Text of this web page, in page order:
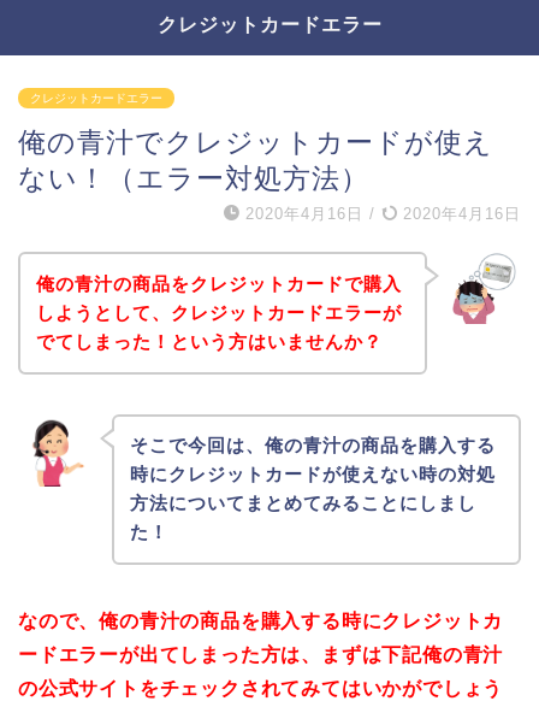
クレジットカードエラー
クレジットカードエラー
俺の青汁でクレジットカードが使え
ない！（エラー対処方法）
2020年4月16日 / 2020年4月16日
俺の青汁の商品をクレジットカードで購入
しようとして、クレジットカードエラーが
でてしまった！という方はいませんか？
そこで今回は、俺の青汁の商品を購入する
時にクレジットカードが使えない時の対処
方法についてまとめてみることにしまし
た！
なので、俺の青汁の商品を購入する時にクレジットカ
ードエラーが出てしまった方は、まずは下記俺の青汁
の公式サイトをチェックされてみてはいかがでしょう